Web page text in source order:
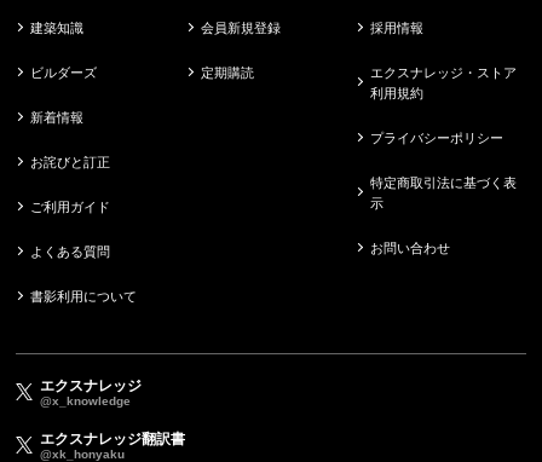
建築知識
ビルダーズ
新着情報
お詫びと訂正
ご利用ガイド
よくある質問
書影利用について
会員新規登録
定期購読
採用情報
エクスナレッジ・ストア
利用規約
プライバシーポリシー
特定商取引法に基づく表
示
お問い合わせ
エクスナレッジ
@x_knowledge
エクスナレッジ翻訳書
@xk_honyaku